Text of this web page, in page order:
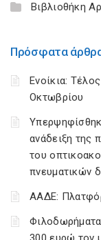
Βιβλιοθήκη
Πρόσφατα
Ενοίκια:
Οκτωβρίου
ανάδειξη της
του
πνευματικών
ΑΑΔΕ: